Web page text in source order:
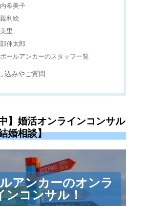
希美子
利絵
里
伸太郎
ールアンカーのスタッフ一覧
込みやご質問
】婚活オンラインコンサル
婚相談】
アンカーのオンラ
ンコンサル！